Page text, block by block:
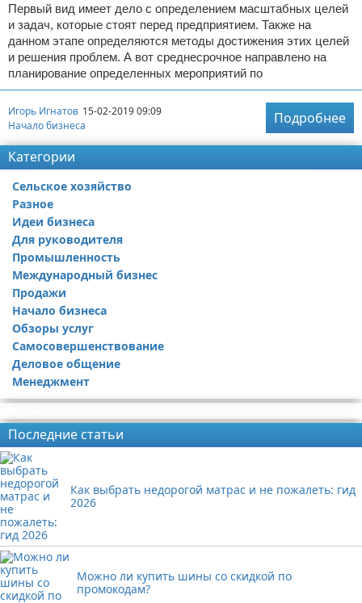
Первый вид имеет дело с определением масштабных целей
и задач, которые стоят перед предприятием. Также на
данном этапе определяются методы достижения этих целей
и решения проблем. А вот среднесрочное направлено на
планирование определенных мероприятий по
Игорь Игнатов 15-02-2019 09:09
Начало бизнеса
Подробнее
Категории
Сельское хозяйство
Разное
Идеи бизнеса
Для руководителя
Промышленность
Международный бизнес
Продажи
Начало бизнеса
Обзоры услуг
Самосовершенствование
Деловое общение
Менеджмент
Последние статьи
Как выбрать недорогой матрас и не пожалеть: гид
2026
Можно ли купить шины со скидкой по
промокодам?